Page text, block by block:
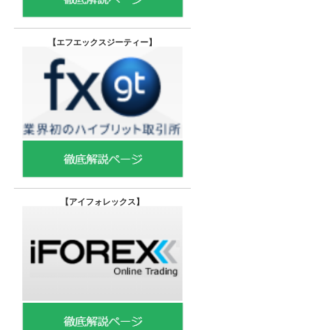
【エフエックスジーティー】
【アイフォレックス】